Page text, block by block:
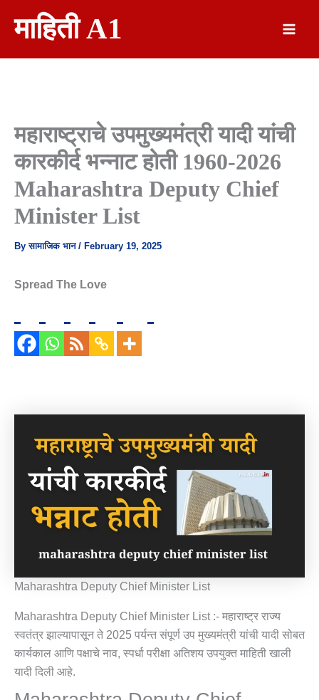
माहिती A1
महाराष्ट्राचे उपमुख्यमंत्री यादी यांची
कारकीर्द भन्नाट होती 1960-2026
Maharashtra Deputy Chief
Minister List
Byसामाजिक भान / February 19, 2025
Spread The Love
Maharashtra Deputy Chief Minister List
Maharashtra Deputy Chief Minister List :- महाराष्ट्र राज्य
स्वतंत्र झाल्यापासून ते 2025 पर्यन्त संपूर्ण उप मुख्यमंत्री यांची यादी सोबत
कार्यकाल आणि पक्षाचे नाव, स्पर्धा परीक्षा अतिशय उपयुक्त माहिती खाली
यादी दिली आहे.